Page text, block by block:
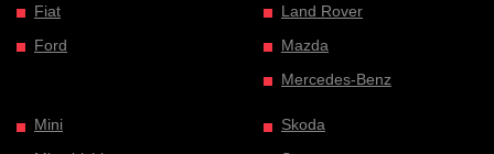
Fiat
Ford
Land Rover
Mazda
Mercedes-Benz
Mini
Skoda